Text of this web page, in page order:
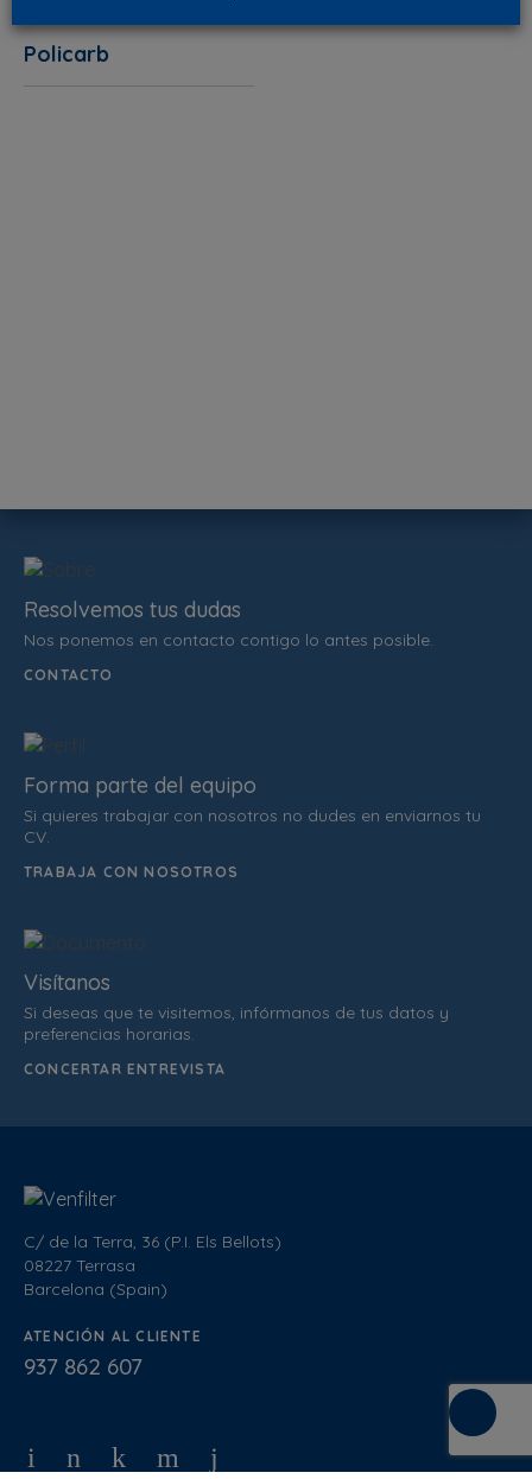
Policarb
C/ de la Terra, 36 (P.I. Els Bellots)
08227 Terrasa
Barcelona (Spain)
ATENCIÓN AL CLIENTE
937 862 607
Resolvemos tus dudas
Nos ponemos en contacto contigo lo antes posible.
CONTACTO
Forma parte del equipo
Si quieres trabajar con nosotros no dudes en enviarnos tu
CV.
TRABAJA CON NOSOTROS
Visítanos
Si deseas que te visitemos, infórmanos de tus datos y
preferencias horarias.
CONCERTAR ENTREVISTA